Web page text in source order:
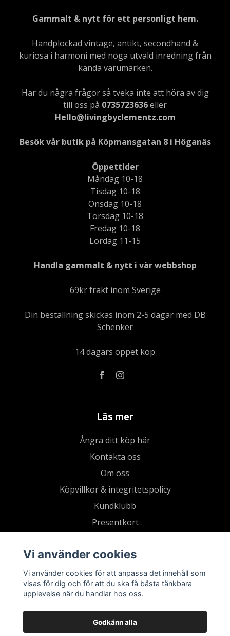
Gammalt & nytt för ett personligt hem.
Handplockad vintage, antikt, secondhand &
kuriosa i harmoni med noga utvald inredning från
kända varumärken.
Har du några frågor så tveka inte att höra av dig
till oss på 0735723636eller
Hello@livingbyclementz.com
Besök vår butik på Köpmansgatan 8 i Höganäs
Öppettider
Måndag 10-18
Tisdag 10-18
Onsdag 10-18
Torsdag 10-18
Fredag 10-18
Lördag 11-15
Handla gammalt & nytt i vår webbshop
69kr frakt inom Sverige
Din beställning skickas inom 2-5 dagar med DB
Schenker
14 dagars öppet köp
Läs mer
Ångra ditt köp här
Kontakta oss
Om oss
Köpvillkor & integritetspolicy
Kundklubb
Presentkort
Vi använder cookies
Vi använder cookies för att anpassa det innehåll som
visas för dig och för att du ska få bästa tänkbara
upplevelse när du handlar hos oss.
Godkänn alla